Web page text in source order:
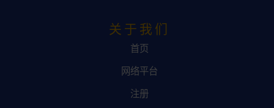
关于我们
首页
网络平台
注册